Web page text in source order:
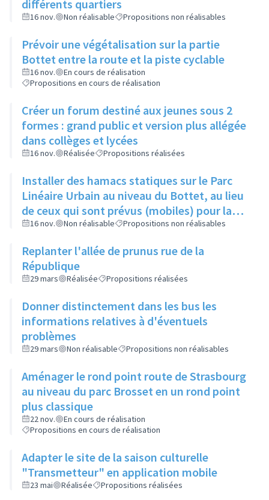
différents quartiers
16 nov. Non réalisable Propositions non réalisables
Prévoir une végétalisation sur la partie
Bottet entre la route et la piste cyclable
16 nov.
En cours de réalisation
Propositions en cours de réalisation
Créer un forum destiné aux jeunes sous 2
formes : grand public et version plus allégée
dans collèges et lycées
16 nov. Réalisée Propositions réalisées
Installer des hamacs statiques sur le Parc
Linéaire Urbain au niveau du Bottet, au lieu
de ceux qui sont prévus (mobiles) pour la
limiter la dangerosité
16 nov. Non réalisable Propositions non réalisables
Replanter l'allée de prunus rue de la
République
29 mars Réalisée Propositions réalisées
Donner distinctement dans les bus les
informations relatives à d'éventuels
problèmes
29 mars Non réalisable Propositions non réalisables
Aménager le rond point route de Strasbourg
au niveau du parc Brosset en un rond point
plus classique
22 nov.
En cours de réalisation
Propositions en cours de réalisation
Adapter le site de la saison culturelle
"Transmetteur" en application mobile
23 mai Réalisée Propositions réalisées